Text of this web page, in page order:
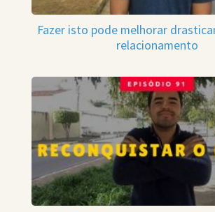
Fazer isto pode melhorar
relacionamento